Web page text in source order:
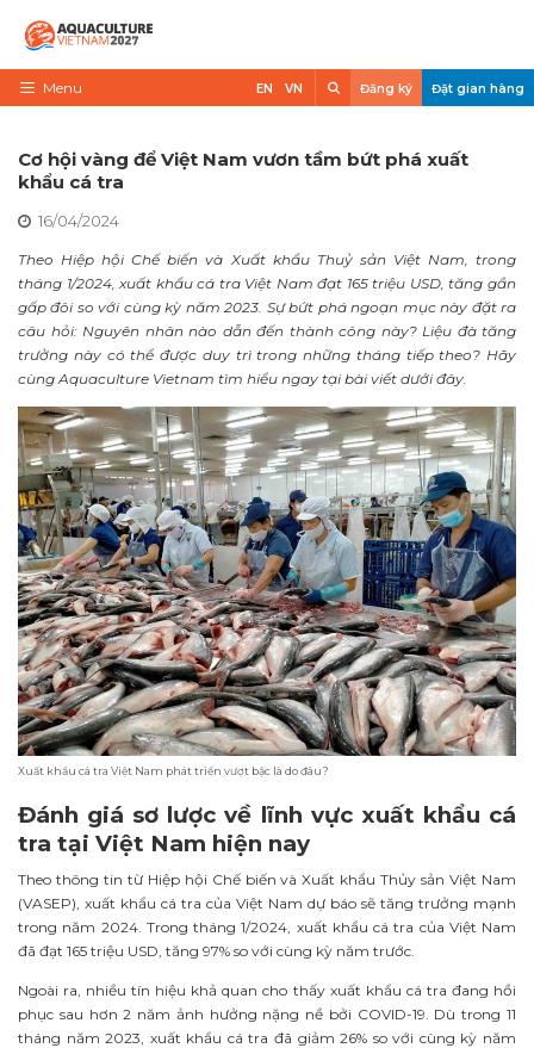
Skip
contentMenu
Về triển lãm
Trưng Bày
Tham Quan
Tin tức
Liên Hệ
VietShrimp
EN VN Đăng ký Đặt gian hàng
Cơ hội vàng để Việt Nam vươn tầm bứt phá xuất
khẩu cá tra
16/04/2024
Theo Hiệp hội Chế biến và Xuất khẩu Thuỷ sản Việt Nam, trong
tháng 1/2024, xuất khẩu cá tra Việt Nam đạt 165 triệu USD, tăng gần
gấp đôi so với cùng kỳ năm 2023. Sự bứt phá ngoạn mục này đặt ra
câu hỏi: Nguyên nhân nào dẫn đến thành công này? Liệu đà tăng
trưởng này có thể được duy trì trong những tháng tiếp theo? Hãy
cùng Aquaculture Vietnam tìm hiểu ngay tại bài viết dưới đây.
Xuất khẩu cá tra Việt Nam phát triển vượt bậc là do đâu?
Đánh giá sơ lược về lĩnh vực xuất khẩu cá
tra tại Việt Nam hiện nay
Theo thông tin từ Hiệp hội Chế biến và Xuất khẩu Thủy sản Việt Nam
(VASEP), xuất khẩu cá tra của Việt Nam dự báo sẽ tăng trưởng mạnh
trong năm 2024. Trong tháng 1/2024, xuất khẩu cá tra của Việt Nam
đã đạt 165 triệu USD, tăng 97% so với cùng kỳ năm trước.
Ngoài ra, nhiều tín hiệu khả quan cho thấy xuất khẩu cá tra đang hồi
phục sau hơn 2 năm ảnh hưởng nặng nề bởi COVID-19. Dù trong 11
tháng năm 2023, xuất khẩu cá tra đã giảm 26% so với cùng kỳ năm